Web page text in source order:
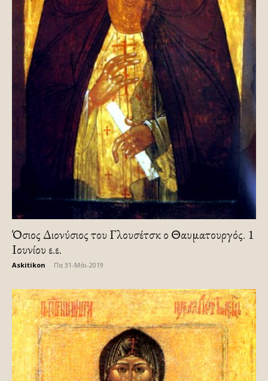
Όσιος Διονύσιος του Γλουσέτσκ ο Θαυματουργός. 1
Ιουνίου ε.ε.
Askitikon Πα 31-Μάι-2019